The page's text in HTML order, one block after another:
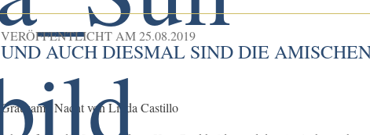
VERÖFFENTLICHT AM25.08.2019
UND AUCH DIESMAL SIND DIE
Grausame Nacht von Linda Castillo